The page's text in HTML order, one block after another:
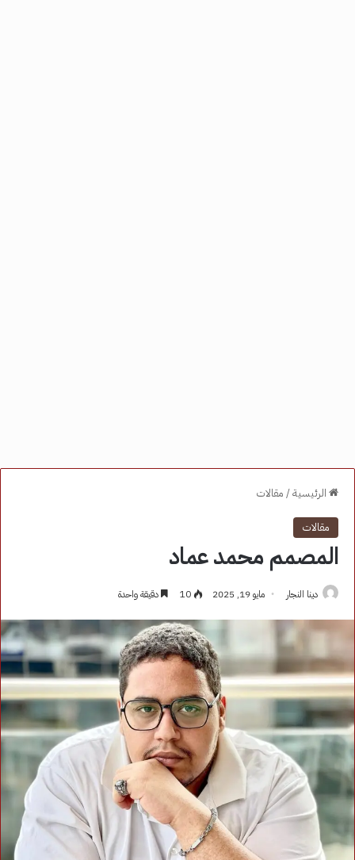
الرئيسية/ مقالات
مقالات
المصمم محمد عماد
دينا النجار مايو 19, 2025 10 دقيقة واحدة